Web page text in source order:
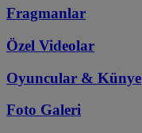
Fragmanlar
Özel Videolar
Oyuncular & Künye
Foto Galeri